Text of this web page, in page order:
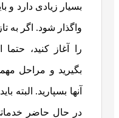
بسیار زیادی دارد و
واگذار شود. اگر به
را آغاز کنید،
بگیرید و مراحل
آنها بسپارید.
در حال حاضر